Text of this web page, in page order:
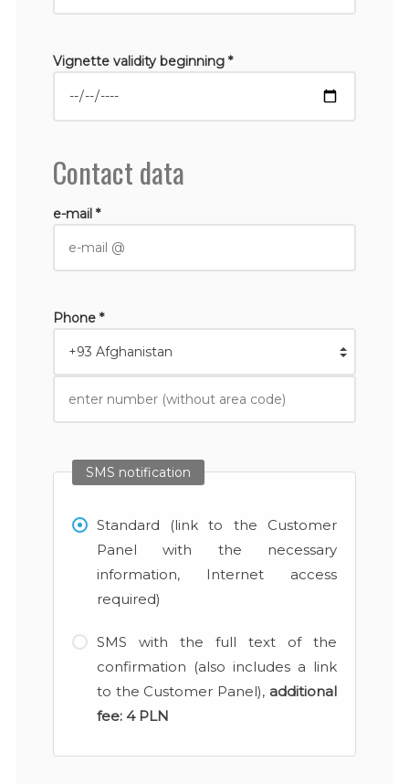
Vignette validity beginning *
Contact data
e-mail *
Phone *
SMS notification
Standard (link to the Customer
Panel with the necessary
information, Internet access
required)
SMS with the full text of the
confirmation (also includes a link
to the Customer Panel), additional
fee: 4 PLN